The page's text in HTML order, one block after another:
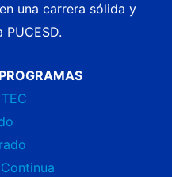
una carrera sólida y